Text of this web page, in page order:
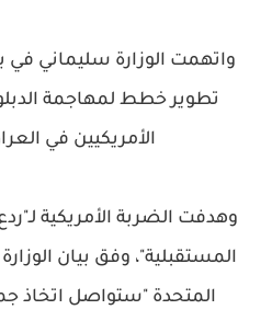
واتهمت الوزارة سليماني في
تطوير خطط لمهاجمة
الأمريكيين في
وهدفت الضربة الأمريكية
المستقبلية"، وفق بيان
المتحدة "ستواصل اتخاذ